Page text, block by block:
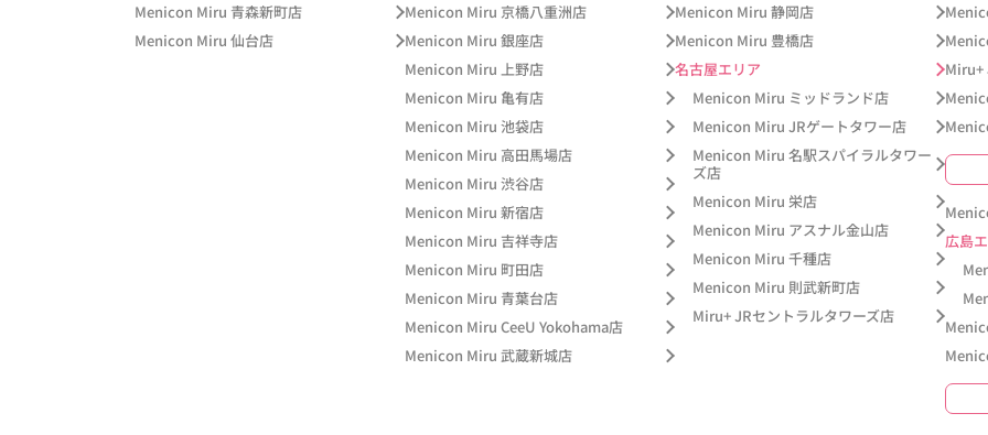
Menicon Miru 青森新町店
Menicon Miru 仙台店
Menicon Miru 京橋八重洲店
Menicon Miru 銀座店
Menicon Miru 上野店
Menicon Miru 亀有店
Menicon Miru 池袋店
Menicon Miru 高田馬場店
Menicon Miru 渋谷店
Menicon Miru 新宿店
Menicon Miru 吉祥寺店
Menicon Miru 町田店
Menicon Miru 青葉台店
Menicon Miru CeeU Yokohama店
Menicon Miru 武蔵新城店
Menicon Miru 静岡店
Menicon Miru 豊橋店
名古屋エリア
Menicon Miru ミッドランド店
Menicon Miru JRゲートタワー店
Menicon Miru 名駅スパイラルタワー
ズ店
Menicon Miru 栄店
Menicon Miru アスナル金山店
Menicon Miru 千種店
Menicon Miru 則武新町店
Miru+ JRセントラルタワーズ店
Miru+
広島